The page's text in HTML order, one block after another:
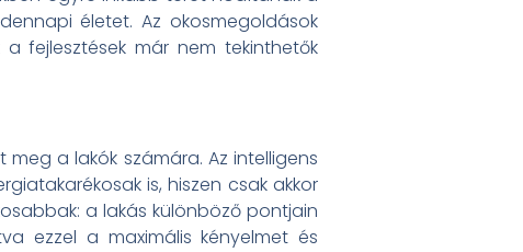
életet. Az okosmegoldások
fejlesztések már nem tekinthetők
a lakók számára. Az intelligens
is, hiszen csak akkor
a lakás különböző pontjain
ezzel a maximális kényelmet és